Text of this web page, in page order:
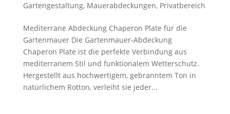
Gartengestaltung, Mauerabdeckungen, Privatbereich
Mediterrane Abdeckung Chaperon Plate für die
Gartenmauer Die Gartenmauer-Abdeckung
Chaperon Plate ist die perfekte Verbindung aus
mediterranem Stil und funktionalem Wetterschutz.
Hergestellt aus hochwertigem, gebranntem Ton in
natürlichem Rotton, verleiht sie jeder...